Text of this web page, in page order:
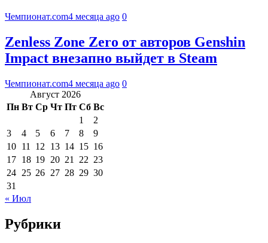
Чемпионат.com4 месяца ago 0
Zenless Zone Zero от авторов Genshin
Impact внезапно выйдет в Steam
Чемпионат.com4 месяца ago 0
Август 2026
Пн Вт Ср Чт Пт Сб Вс
1
2
3
4 5 6 7 8
9
10 11 12 13 14 15 16
17 18 19 20 21 22 23
24 25 26 27 28 29 30
31
« Июл
Рубрики